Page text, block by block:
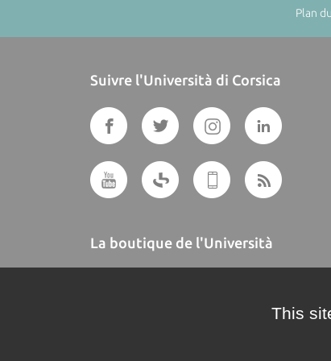
Plan
Suivre l'Università di Corsica
La boutique de l'Università
This